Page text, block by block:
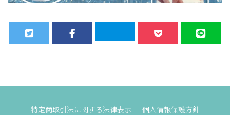
特定商取引法に関する法律表示 個人情報保護方針